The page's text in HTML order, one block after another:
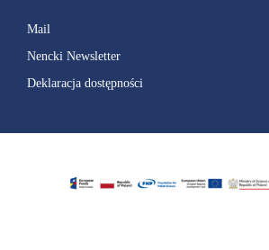
Mail
Nencki Newsletter
Deklaracja dostępności